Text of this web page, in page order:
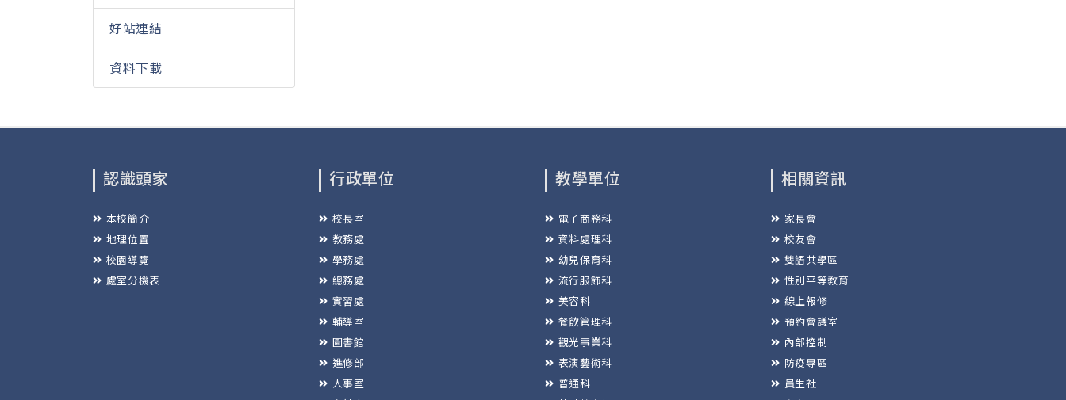
好站連結
資料下載
認識頭家
本校簡介
地理位置
校園導覽
處室分機表
行政單位
校長室
教務處
學務處
總務處
實習處
輔導室
圖書館
進修部
人事室
教學單位
電子商務科
資料處理科
幼兒保育科
流行服飾科
美容科
餐飲管理科
觀光事業科
表演藝術科
普通科
相關資訊
家長會
校友會
雙語共學區
性別平等教育
線上報修
預約會議室
內部控制
防疫專區
員生社